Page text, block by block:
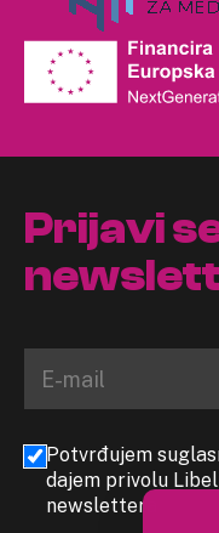
Prijavi
Potvrđujem
dajem privolu
newslettera